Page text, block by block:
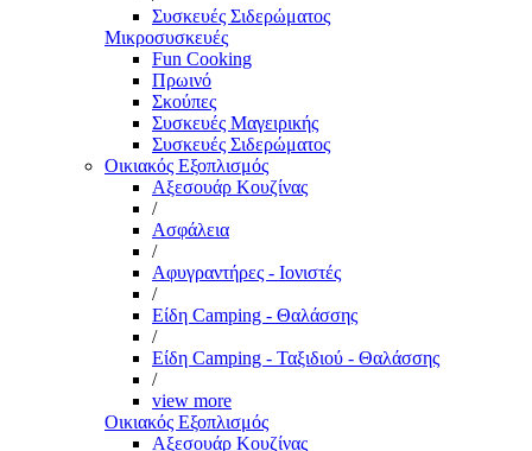
Συσκευές Σιδερώματος
Μικροσυσκευές
Fun Cooking
Πρωινό
Σκούπες
Συσκευές Μαγειρικής
Συσκευές Σιδερώματος
Οικιακός Εξοπλισμός
Αξεσουάρ Κουζίνας
/
Ασφάλεια
/
Αφυγραντήρες - Ιονιστές
/
Είδη Camping - Θαλάσσης
/
Είδη Camping - Ταξιδιού - Θαλάσσης
/
view more
Οικιακός Εξοπλισμός
Αξεσουάρ Κουζίνας